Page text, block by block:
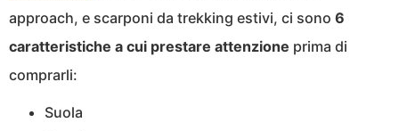
approach, e scarponi da trekking estivi, ci sono 6
caratteristiche a cui prestare attenzione prima di
comprarli:
Suola